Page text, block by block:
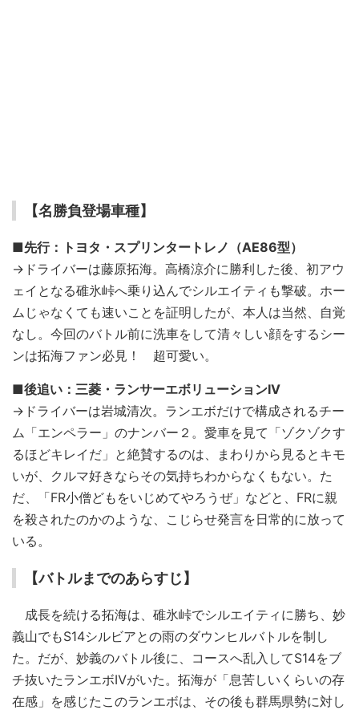
【名勝負登場車種】
■先行：トヨタ・スプリンタートレノ（AE86型）
→ドライバーは藤原拓海。高橋涼介に勝利した後、初アウ
ェイとなる碓氷峠へ乗り込んでシルエイティも撃破。ホー
ムじゃなくても速いことを証明したが、本人は当然、自覚
なし。今回のバトル前に洗車をして清々しい顔をするシー
ンは拓海ファン必見！ 超可愛い。
■後追い：三菱・ランサーエボリューションIV
→ドライバーは岩城清次。ランエボだけで構成されるチー
ム「エンペラー」のナンバー２。愛車を見て「ゾクゾクす
るほどキレイだ」と絶賛するのは、まわりから見るとキモ
いが、クルマ好きならその気持ちわからなくもない。た
だ、「FR小僧どもをいじめてやろうぜ」などと、FRに親
を殺されたのかのような、こじらせ発言を日常的に放って
いる。
【バトルまでのあらすじ】
成長を続ける拓海は、碓氷峠でシルエイティに勝ち、妙
義山でもS14シルビアとの雨のダウンヒルバトルを制し
た。だが、妙義のバトル後に、コースへ乱入してS14をブ
チ抜いたランエボⅣがいた。拓海が「息苦しいくらいの存
在感」を感じたこのランエボは、その後も群馬県勢に対し